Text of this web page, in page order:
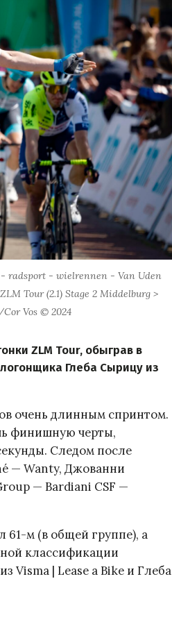
radsport - wielrennen - Van Uden
Tour (2.1) Stage 2 Middelburg >
Vos © 2024
ZLM Tour, обыграв в
Глеба Сырицу из
очень длинным спринтом.
финишную черты,
Следом после
— Wanty, Джованни
— Bardiani CSF —
м (в общей группе), а
классификации
Visma | Lease a Bike и Глеба